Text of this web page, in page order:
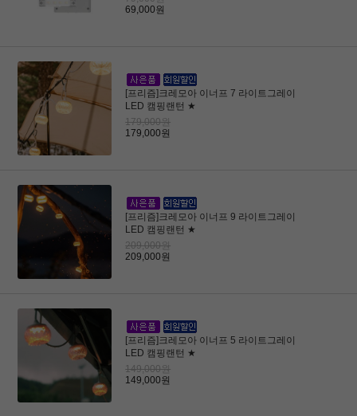
69,000원
[프리즘]크레모아 이너프 7 라이트그레이
LED 캠핑랜턴 ★
179,000원
179,000원
[프리즘]크레모아 이너프 9 라이트그레이
LED 캠핑랜턴 ★
209,000원
209,000원
[프리즘]크레모아 이너프 5 라이트그레이
LED 캠핑랜턴 ★
149,000원
149,000원